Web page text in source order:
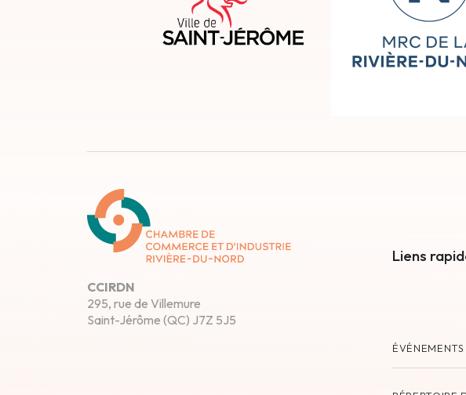
CCIRDN
295, rue de Villemure
Saint-Jérôme (QC) J7Z 5J5
Liens